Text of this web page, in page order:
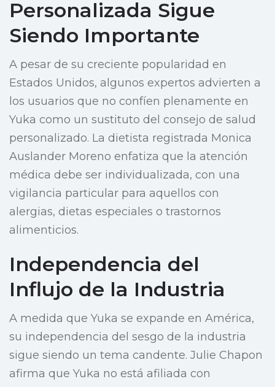
Personalizada Sigue
Siendo Importante
A pesar de su creciente popularidad en
Estados Unidos, algunos expertos advierten a
los usuarios que no confíen plenamente en
Yuka como un sustituto del consejo de salud
personalizado. La dietista registrada Monica
Auslander Moreno enfatiza que la atención
médica debe ser individualizada, con una
vigilancia particular para aquellos con
alergias, dietas especiales o trastornos
alimenticios.
Independencia del
Influjo de la Industria
A medida que Yuka se expande en América,
su independencia del sesgo de la industria
sigue siendo un tema candente. Julie Chapon
afirma que Yuka no está afiliada con